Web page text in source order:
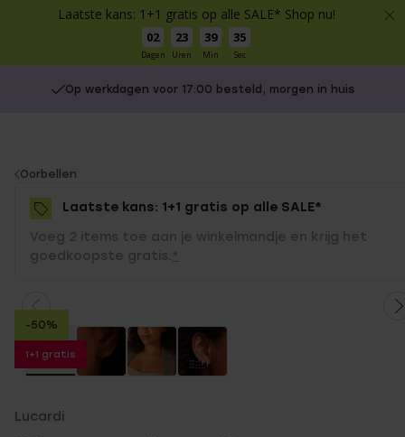
Laatste kans: 1+1 gratis op alle SALE* Shop nu!
02
Dagen
23
Uren
39
Min
34
Sec
Op werkdagen voor 17:00 besteld, morgen in huis
You
are
here:
Oorbellen
Laatste kans: 1+1 gratis op alle SALE*
Voeg 2 items toe aan je winkelmandje en krijg het
goedkoopste gratis. *
-50%
1+1 gratis
Lucardi